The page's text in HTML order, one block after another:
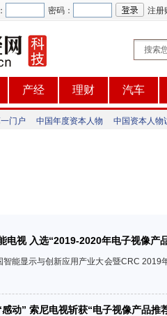
密码： 注册
产经 理财 汽车
门户 中国年度资本人物 中国资本人物
电视 入选“2019-2020年电子视像产
能显示与创新应用产业大会暨CRC 2019
动” 索尼电视斩获“电子视像产品推